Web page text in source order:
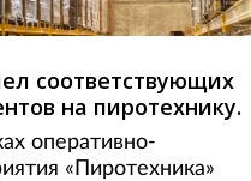
соответствующих
на пиротехнику.
оперативно-
«Пиротехника»